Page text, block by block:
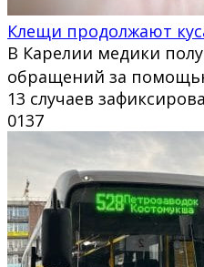
Клещи продолжают
В Карелии медики
обращений за
13 случаев
0137